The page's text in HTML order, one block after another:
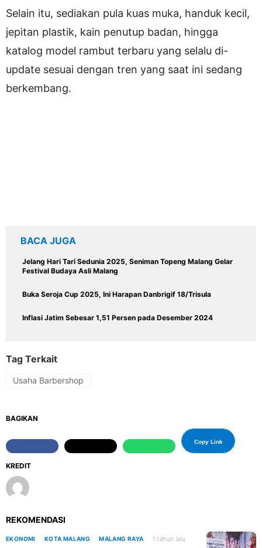
Selain itu, sediakan pula kuas muka, handuk kecil,
jepitan plastik, kain penutup badan, hingga
katalog model rambut terbaru yang selalu di-
update sesuai dengan tren yang saat ini sedang
berkembang.
BACA JUGA
Jelang Hari Tari Sedunia 2025, Seniman Topeng Malang Gelar
Festival Budaya Asli Malang
Buka Seroja Cup 2025, Ini Harapan Danbrigif 18/Trisula
Inflasi Jatim Sebesar 1,51 Persen pada Desember 2024
Tag Terkait
Usaha Barbershop
KREDIT
BAGIKAN
Copy Link
REKOMENDASI
EKONOMI KOTA MALANG MALANG RAYA 1 tahun lalu